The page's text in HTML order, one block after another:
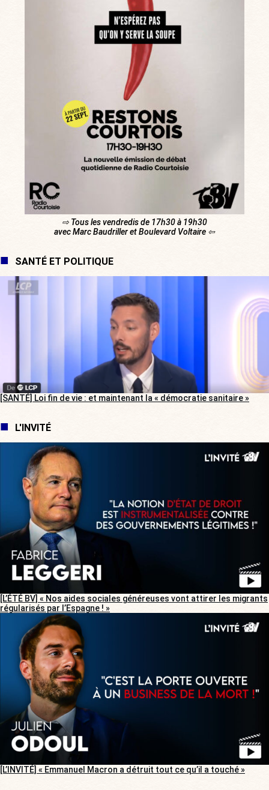
⇨ Tous les vendredis de 17h30 à 19h30
avec Marc Baudriller et Boulevard Voltaire ⇦
SANTÉ ET POLITIQUE
[SANTÉ] Loi fin de vie : et maintenant la « démocratie sanitaire »
L'INVITÉ
[L’ÉTÉ BV] « Nos aides sociales généreuses vont attirer les migrants
régularisés par l’Espagne ! »
[L’INVITÉ] « Emmanuel Macron a détruit tout ce qu’il a touché »